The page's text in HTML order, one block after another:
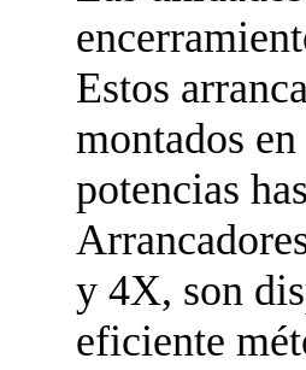
Estos
montados
potencias
y 4X, son
eficiente